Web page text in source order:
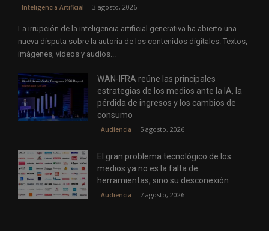
Inteligencia Artificial 3 agosto, 2026
La irrupción de la inteligencia artificial generativa ha abierto una
nueva disputa sobre la autoría de los contenidos digitales. Textos,
imágenes, vídeos y audios...
WAN-IFRA reúne las principales
estrategias de los medios ante la IA, la
pérdida de ingresos y los cambios de
consumo
Audiencia 5 agosto, 2026
El gran problema tecnológico de los
medios ya no es la falta de
herramientas, sino su desconexión
Audiencia 7 agosto, 2026